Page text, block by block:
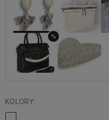
%
KOLORY: